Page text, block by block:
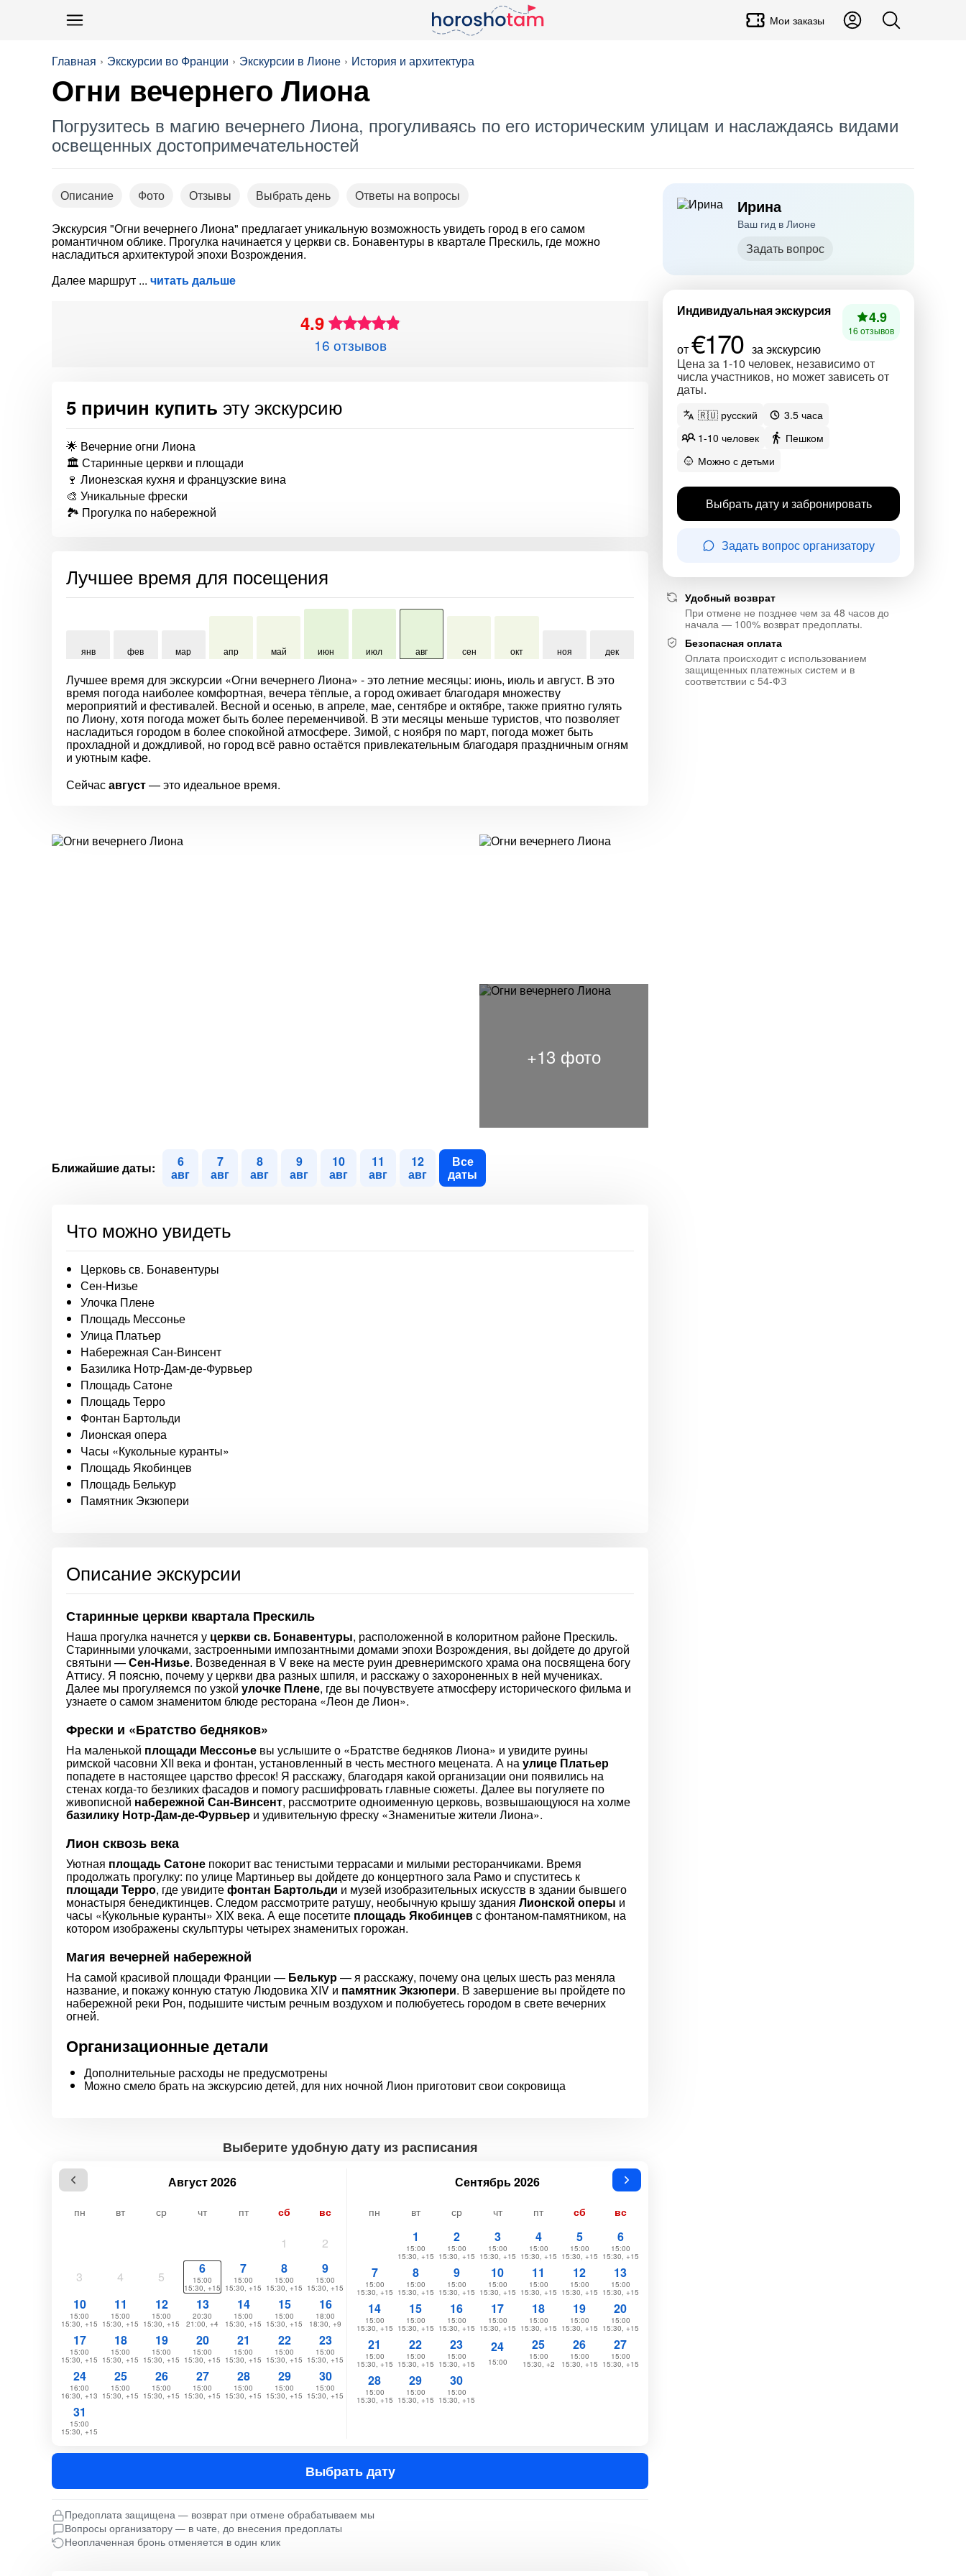
Мои заказы
Главная Экскурсии во Франции Экскурсии в Лионе История и архитектура
Огни вечернего Лиона
Погрузитесь в магию вечернего Лиона, прогуливаясь по его историческим улицам и наслаждаясь видами
освещенных достопримечательностей
Описание Фото Отзывы Выбрать день
Ответы на вопросы
Экскурсия "Огни вечернего Лиона" предлагает уникальную возможность увидеть город в его самом
романтичном облике. Прогулка начинается у церкви св. Бонавентуры в квартале Прескиль, где можно
насладиться архитектурой эпохи Возрождения.
Далее маршрут
читать дальше
4.9
16 отзывов
5 причин купить эту экскурсию
🌟 Вечерние огни Лиона
🏛️ Старинные церкви и площади
🍷 Лионезская кухня и французские вина
🎨 Уникальные фрески
🏞️ Прогулка по набережной
Лучшее время для посещения
янв фев мар апр май июн июл авг сен окт ноя дек
Лучшее время для экскурсии «Огни вечернего Лиона» - это летние месяцы: июнь, июль и август. В это
время погода наиболее комфортная, вечера тёплые, а город оживает благодаря множеству
мероприятий и фестивалей. Весной и осенью, в апреле, мае, сентябре и октябре, также приятно гулять
по Лиону, хотя погода может быть более переменчивой. В эти месяцы меньше туристов, что позволяет
насладиться городом в более спокойной атмосфере. Зимой, с ноября по март, погода может быть
прохладной и дождливой, но город всё равно остаётся привлекательным благодаря праздничным огням
и уютным кафе.
Сейчасавгуст— это идеальное время.
Ближайшие даты: 6
авг
7
авг
8
авг
9
авг
10
авг
11
авг
12
авг
Все
даты
Что можно увидеть
Церковь св. Бонавентуры
Сен-Низье
Улочка Плене
Площадь Мессонье
Улица Платьер
Набережная Сан-Винсент
Базилика Нотр-Дам-де-Фурвьер
Площадь Сатоне
Площадь Терро
Фонтан Бартольди
Лионская опера
Часы «Кукольные куранты»
Площадь Якобинцев
Площадь Белькур
Памятник Экзюпери
Описание экскурсии
Старинные церкви квартала Прескиль
Наша прогулка начнется у церкви св. Бонавентуры, расположенной в колоритном районе Прескиль.
Старинными улочками, застроенными импозантными домами эпохи Возрождения, вы дойдете до другой
святыни —Сен-Низье. Возведенная в V веке на месте руин древнеримского храма она посвящена богу
Аттису. Я поясню, почему у церкви два разных шпиля, и расскажу о захороненных в ней мучениках.
Далее мы прогуляемся по узкой улочке Плене, где вы почувствуете атмосферу исторического фильма и
узнаете о самом знаменитом блюде ресторана «Леон де Лион».
Фрески и «Братство бедняков»
На маленькой площади Мессонье вы услышите о «Братстве бедняков Лиона» и увидите руины
римской часовни XII века и фонтан, установленный в честь местного мецената. А наулице Платьер
попадете в настоящее царство фресок! Я расскажу, благодаря какой организации они появились на
стенах когда-то безликих фасадов и помогу расшифровать главные сюжеты. Далее вы погуляете по
живописной набережной Сан-Винсент, рассмотрите одноименную церковь, возвышающуюся на холме
базилику Нотр-Дам-де-Фурвьер и удивительную фреску «Знаменитые жители Лиона».
Лион сквозь века
Уютная площадь Сатоне покорит вас тенистыми террасами и милыми ресторанчиками. Время
продолжать прогулку: по улице Мартиньер вы дойдете до концертного зала Рамо и спуститесь к
площади Терро, где увидитефонтан Бартольди и музей изобразительных искусств в здании бывшего
монастыря бенедиктинцев. Следом рассмотрите ратушу, необычную крышу здания Лионской оперы и
часы «Кукольные куранты» XIX века. А еще посетите площадь Якобинцевс фонтаном-памятником, на
котором изображены скульптуры четырех знаменитых горожан.
Магия вечерней набережной
На самой красивой площади Франции — Белькур— я расскажу, почему она целых шесть раз меняла
название, и покажу конную статую Людовика XIV и памятник Экзюпери. В завершение вы пройдете по
набережной реки Рон, подышите чистым речным воздухом и полюбуетесь городом в свете вечерних
огней.
Организационные детали
Дополнительные расходы не предусмотрены
Можно смело брать на экскурсию детей, для них ночной Лион приготовит свои сокровища
Выберите удобную дату из расписания
Август 2026
пн вт ср чт пт сб вс
1 2
3 4 5
6
15:00
15:30, +15
7
15:00
15:30, +15
8
15:00
15:30, +15
9
15:00
15:30, +15
10
15:00
15:30, +15
11
15:00
15:30, +15
12
15:00
15:30, +15
13
20:30
21:00, +4
14
15:00
15:30, +15
15
15:00
15:30, +15
16
18:00
18:30, +9
17
15:00
15:30, +15
18
15:00
15:30, +15
19
15:00
15:30, +15
20
15:00
15:30, +15
21
15:00
15:30, +15
22
15:00
15:30, +15
23
15:00
15:30, +15
24
16:00
16:30, +13
25
15:00
15:30, +15
26
15:00
15:30, +15
27
15:00
15:30, +15
28
15:00
15:30, +15
29
15:00
15:30, +15
30
15:00
15:30, +15
31
15:00
15:30, +15
Сентябрь 2026
пн вт ср чт пт сб вс
1
15:00
15:30, +15
2
15:00
15:30, +15
3
15:00
15:30, +15
4
15:00
15:30, +15
5
15:00
15:30, +15
6
15:00
15:30, +15
7
15:00
15:30, +15
8
15:00
15:30, +15
9
15:00
15:30, +15
10
15:00
15:30, +15
11
15:00
15:30, +15
12
15:00
15:30, +15
13
15:00
15:30, +15
14
15:00
15:30, +15
15
15:00
15:30, +15
16
15:00
15:30, +15
17
15:00
15:30, +15
18
15:00
15:30, +15
19
15:00
15:30, +15
20
15:00
15:30, +15
21
15:00
15:30, +15
22
15:00
15:30, +15
23
15:00
15:30, +15
24
15:00
25
15:00
15:30, +2
26
15:00
15:30, +15
27
15:00
15:30, +15
28
15:00
15:30, +15
29
15:00
15:30, +15
30
15:00
15:30, +15
Выбрать дату
Предоплата защищена — возврат при отмене обрабатываем мы
Вопросы организатору — в чате, до внесения предоплаты
Неоплаченная бронь отменяется в один клик
Ирина
Ваш гид в Лионе
Задать вопрос
Индивидуальная экскурсия
от€170 за экскурсию
Цена за 1-10 человек, независимо от
числа участников, но может зависеть от
даты.
4.9
16 отзывов
🇷🇺 русский
3.5 часа
1-10 человек
Пешком
Можно с детьми
Выбрать дату и забронировать
Задать вопрос организатору
Удобный возврат
При отмене не позднее чем за 48 часов до
начала — 100% возврат предоплаты.
Безопасная оплата
Оплата происходит с использованием
защищенных платежных систем и в
соответствии с 54-ФЗ